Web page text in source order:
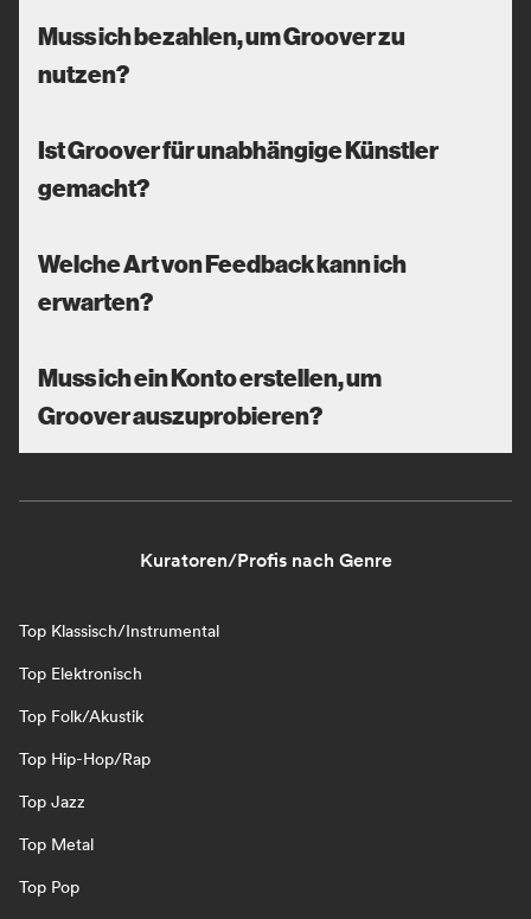
Muss ich bezahlen, um Groover zu
nutzen?
Ist Groover für unabhängige Künstler
gemacht?
Welche Art von Feedback kann ich
erwarten?
Muss ich ein Konto erstellen, um
Groover auszuprobieren?
Kuratoren/Profis nach Genre
Top Klassisch/Instrumental
Top Elektronisch
Top Folk/Akustik
Top Hip-Hop/Rap
Top Jazz
Top Metal
Top Pop